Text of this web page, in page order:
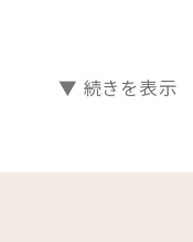
動をホテルスタッフ
レートタイプのナイ
▼ 続きを表示